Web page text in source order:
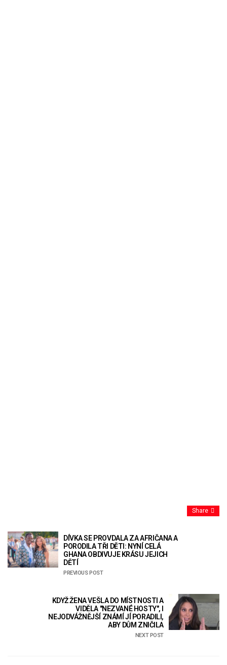
Share
DÍVKA SE PROVDALA ZA AFRIČANA A
PORODILA TŘI DĚTI: NYNÍ CELÁ
GHANA OBDIVUJE KRÁSU JEJICH
DĚTÍ
PREVIOUS POST
KDYŽ ŽENA VEŠLA DO MÍSTNOSTI A
VIDĚLA "NEZVANÉ HOSTY", I
NEJODVÁŽNĚJŠÍ ZNÁMÍ JÍ PORADILI,
ABY DŮM ZNIČILA
NEXT POST